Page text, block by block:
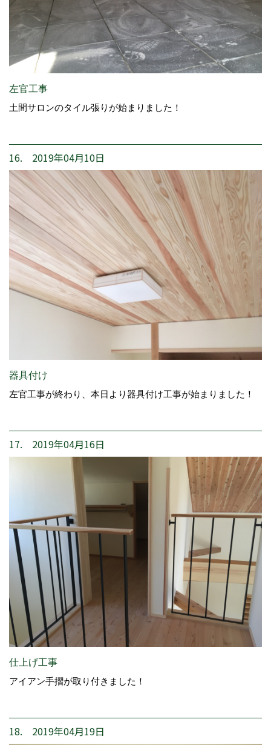
左官工事
土間サロンのタイル張りが始まりました！
16. 2019年04月10日
器具付け
左官工事が終わり、本日より器具付け工事が始まりました！
17. 2019年04月16日
仕上げ工事
アイアン手摺が取り付きました！
18. 2019年04月19日